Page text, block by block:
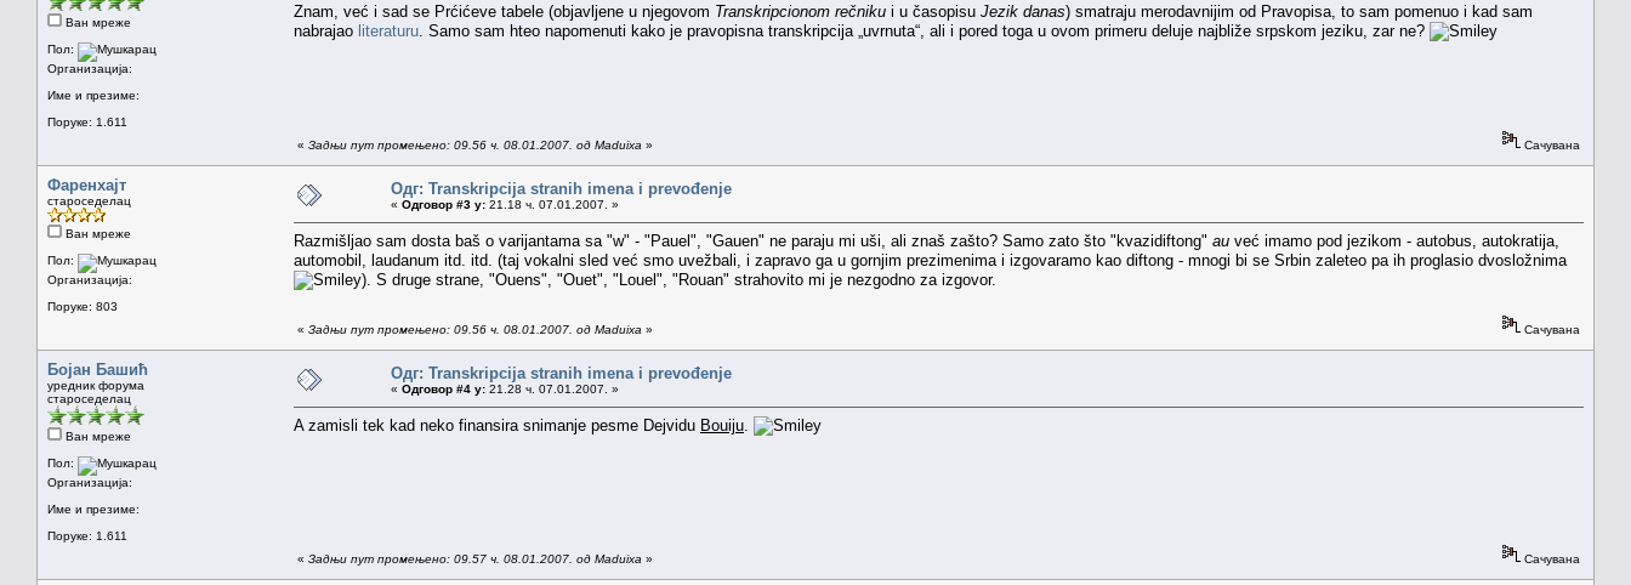
Ван мреже
Пол:
Организација:
Име и презиме:
Поруке: 1.611
Znam, već i sad se Prćićeve tabele (objavljene u njegovom Transkripcionom rečniku i u časopisu Jezik danas) smatraju merodavnijim od Pravopisa, to sam pomenuo i kad sam
nabrajao literaturu . Samo sam hteo napomenuti kako je pravopisna transkripcija „uvrnuta“, ali i pored toga u ovom primeru deluje najbliže srpskom jeziku, zar ne?
« Задњи пут промењено: 09.56 ч. 08.01.2007. од Maduixa » Сачувана
Фаренхајт
староседелац
Ван мреже
Пол:
Организација:
Поруке: 803
Одг: Transkripcija stranih imena i prevođenje
« Одговор #3 у: 21.18 ч. 07.01.2007. »
Razmišljao sam dosta baš o varijantama sa "w" - "Pauel", "Gauen" ne paraju mi uši, ali znaš zašto? Samo zato što "kvazidiftong" au već imamo pod jezikom - autobus, autokratija,
automobil, laudanum itd. itd. (taj vokalni sled već smo uvežbali, i zapravo ga u gornjim prezimenima i izgovaramo kao diftong - mnogi bi se Srbin zaleteo pa ih proglasio dvosložnima
). S druge strane, "Ouens", "Ouet", "Louel", "Rouan" strahovito mi je nezgodno za izgovor.
« Задњи пут промењено: 09.56 ч. 08.01.2007. од Maduixa » Сачувана
Бојан Башић
уредник форума
староседелац
Ван мреже
Пол:
Организација:
Име и презиме:
Поруке: 1.611
Одг: Transkripcija stranih imena i prevođenje
« Одговор #4 у: 21.28 ч. 07.01.2007. »
A zamisli tek kad neko finansira snimanje pesme Dejvidu Bouiju
« Задњи пут промењено: 09.57 ч. 08.01.2007. од Maduixa » Сачувана